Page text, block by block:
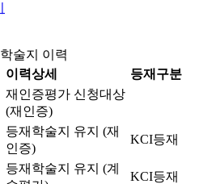
학술지 이력
이력상세 등재구분
재인증평가 신청대상
(재인증)
등재학술지 유지 (재
인증)
KCI등재
등재학술지 유지 (계
KCI등재